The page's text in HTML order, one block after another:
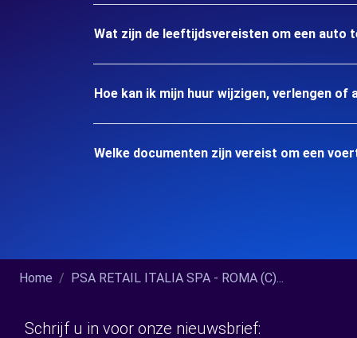
Wat zijn de leeftijdsvereisten om een auto
Hoe kan ik mijn huur wijzigen, verlengen of
Welke documenten zijn vereist om een
Home PSA RETAIL ITALIA SPA - ROMA (C)...
Schrijf u in voor onze nieuwsbrief: